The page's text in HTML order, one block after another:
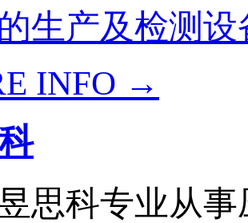
生产及检测
INFO →
思科专业从